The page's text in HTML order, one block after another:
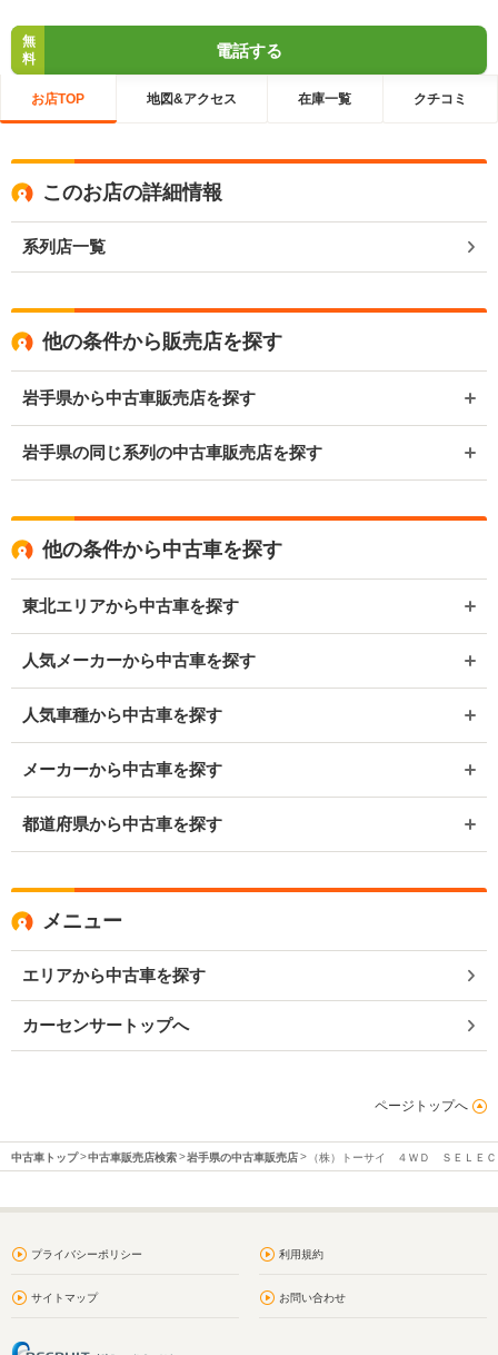
無
料
電話する
お店TOP 地図&アクセス 在庫一覧 クチコミ
このお店の詳細情報
系列店一覧
他の条件から販売店を探す
岩手県から中古車販売店を探す
岩手県の同じ系列の中古車販売店を探す
他の条件から中古車を探す
東北エリアから中古車を探す
人気メーカーから中古車を探す
人気車種から中古車を探す
メーカーから中古車を探す
都道府県から中古車を探す
メニュー
エリアから中古車を探す
カーセンサートップへ
ページトップへ
中古車トップ 中古車販売店検索 岩手県の中古車販売店 （株）トーサイ ４ＷＤ ＳＥＬＥ
プライバシーポリシー 利用規約
サイトマップ お問い合わせ